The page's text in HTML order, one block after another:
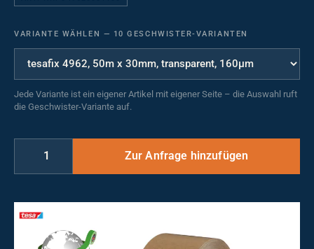
VARIANTE WÄHLEN — 10 GESCHWISTER-VARIANTEN
Jede Variante ist ein eigener Artikel mit eigener Seite – die Auswahl ruft
die Geschwister-Variante auf.